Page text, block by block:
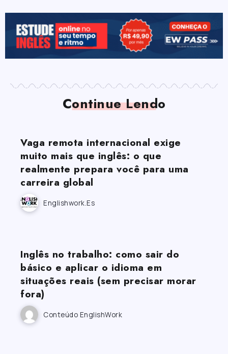
Continue Lendo
Vaga remota internacional exige
muito mais que inglês: o que
realmente prepara você para uma
carreira global
Englishwork.es
Inglês no trabalho: como sair do
básico e aplicar o idioma em
situações reais (sem precisar morar
fora)
Conteúdo EnglishWork